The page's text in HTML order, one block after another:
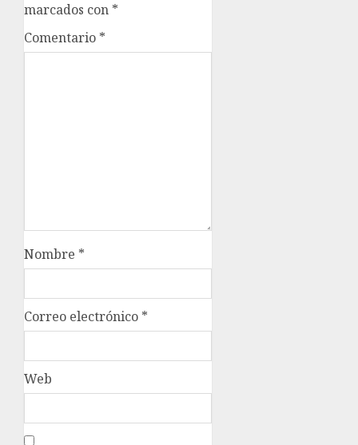
marcados con *
Comentario *
Nombre *
Correo electrónico *
Web